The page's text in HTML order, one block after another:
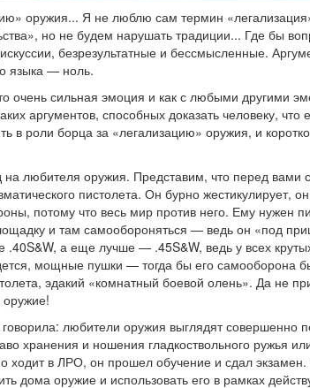
оружия... Я не люблю сам термин
но не будем нарушать традиции... Где бы
безрезультатные и бессмысленные.
языка — ноль.
очень сильная эмоция и как с любыми другими
аргументов, способных доказать человеку,
роли борца за «легализацию» оружия, и
любителя оружия. Представим, что перед вами
пистолета. Он бурно жестикулирует,
потому что весь мир против него. Ему нужен
и там самообороняться — ведь он «под
.40S&W, а еще лучше — .45S&W, ведь у всех
мощные пушки — тогда бы его самооборона
эдакий «комнатный боевой олень». Да не
любители оружия выглядят совершенно
хранения и ношения гладкоствольного ружья
ходит в ЛРО, он прошел обучение и сдал экзамен.
дома оружие и использовать его в рамках